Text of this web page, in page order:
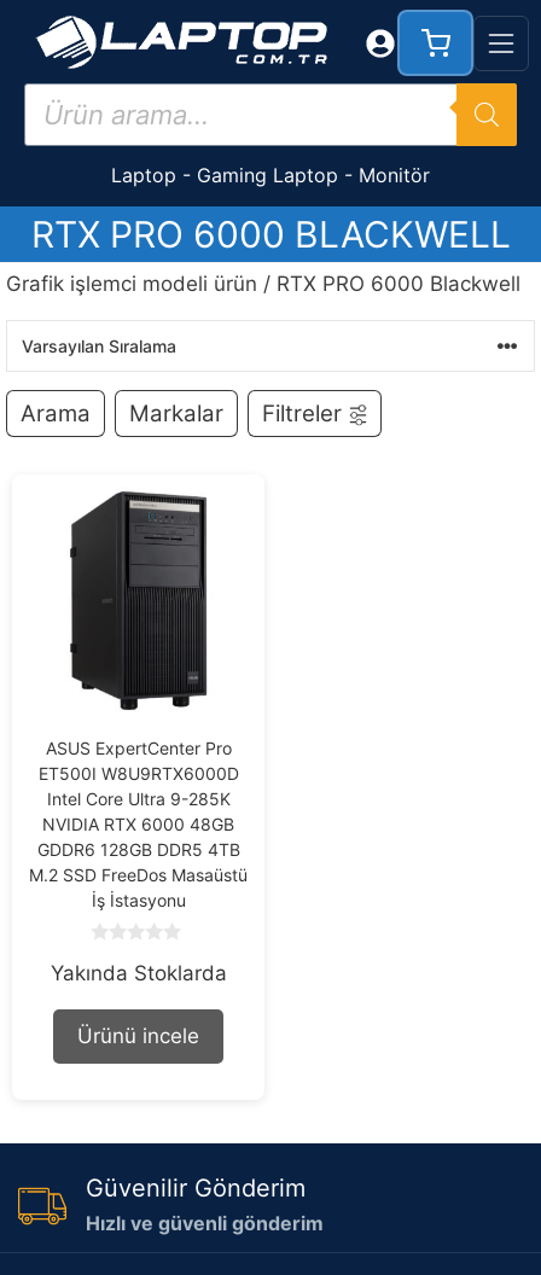
İçeriğe
Products
search
Laptop - Gaming Laptop - Monitör
RTX PRO 6000 BLACKWELL
Grafik işlemci modeli ürün / RTX PRO 6000 Blackwell
Arama Markalar Filtreler
ASUS ExpertCenter Pro
ET500I W8U9RTX6000D
Intel Core Ultra 9-285K
NVIDIA RTX 6000 48GB
GDDR6 128GB DDR5 4TB
M.2 SSD FreeDos Masaüstü
İş İstasyonu
o
t
f
Yakında Stoklarda
Ürünü incele
Güvenilir Gönderim
Hızlı ve güvenli gönderim